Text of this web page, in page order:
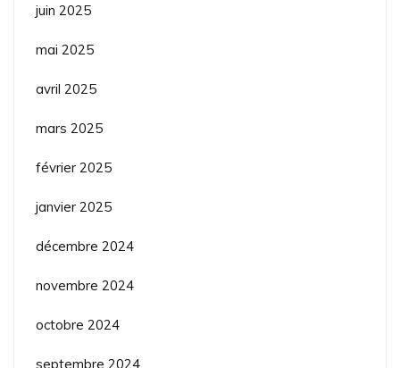
juin 2025
mai 2025
avril 2025
mars 2025
février 2025
janvier 2025
décembre 2024
novembre 2024
octobre 2024
septembre 2024